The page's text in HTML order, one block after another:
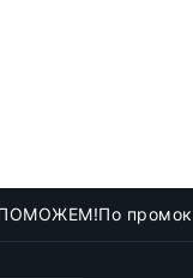
По